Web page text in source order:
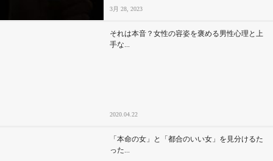
3月 28, 2023
それは本音？女性の容姿を褒める男性心理と上
手な...
2020.04.22
「本命の女」と「都合のいい女」を見分けるた
った...